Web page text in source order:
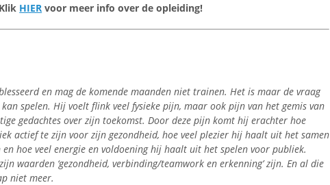
Klik HIER voor meer info over de opleiding!
en mag de komende maanden niet trainen. Het is maar de vraag
spelen. Hij voelt flink veel fysieke pijn, maar ook pijn van het gemis van
gedachtes over zijn toekomst. Door deze pijn komt hij erachter hoe
actief te zijn voor zijn gezondheid, hoe veel plezier hij haalt uit het samen
hoe veel energie en voldoening hij haalt uit het spelen voor publiek.
waarden ‘gezondheid, verbinding/teamwork en erkenning’ zijn. En al die
niet meer.